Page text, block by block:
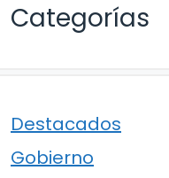
Categorías
Destacados
Gobierno